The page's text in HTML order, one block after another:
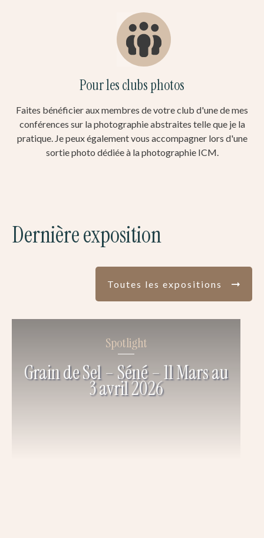
Pour les clubs photos
Faites bénéficier aux membres de votre club d'une de mes
conférences sur la photographie abstraites telle que je la
pratique. Je peux également vous accompagner lors d'une
sortie photo dédiée à la photographie ICM.
Dernière exposition
Toutes les expositions
Spotlight
Grain de Sel – Séné – 11 Mars au
3 avril 2026